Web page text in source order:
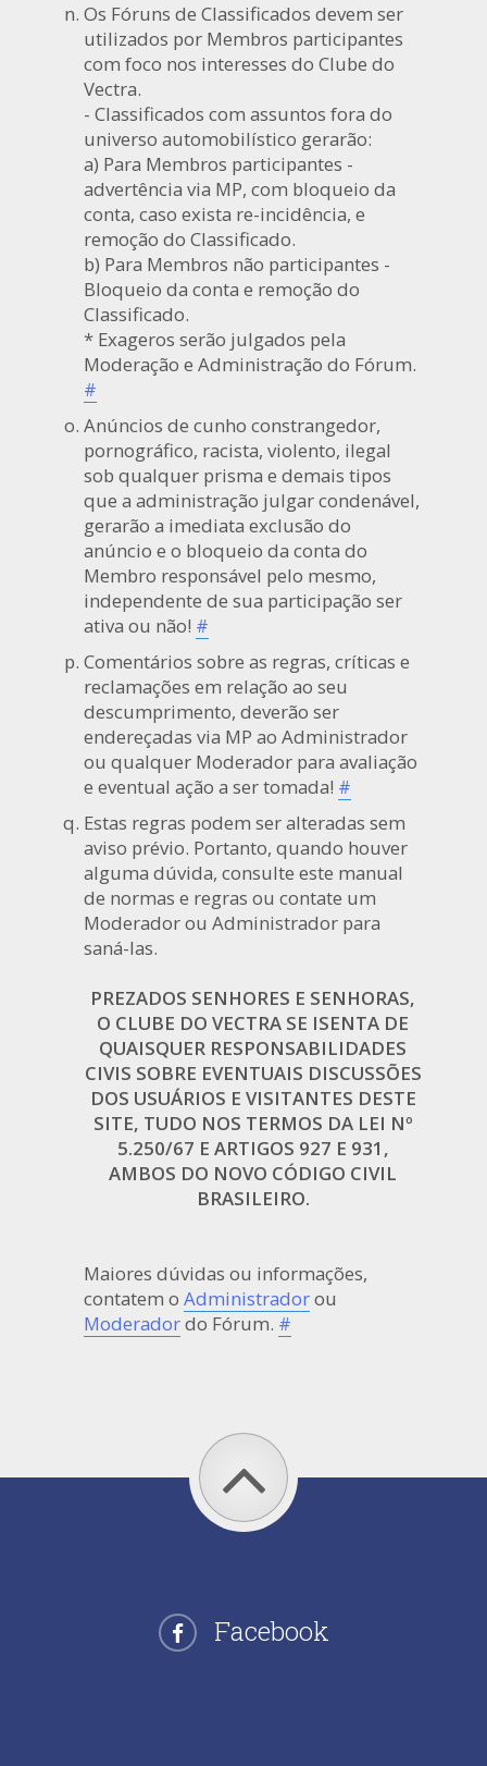
Os Fóruns de Classificados devem ser
utilizados por Membros participantes
com foco nos interesses do Clube do
Vectra.
- Classificados com assuntos fora do
universo automobilístico gerarão:
a) Para Membros participantes -
advertência via MP, com bloqueio da
conta, caso exista re-incidência, e
remoção do Classificado.
b) Para Membros não participantes -
Bloqueio da conta e remoção do
Classificado.
* Exageros serão julgados pela
Moderação e Administração do Fórum.
#
Anúncios de cunho constrangedor,
pornográfico, racista, violento, ilegal
sob qualquer prisma e demais tipos
que a administração julgar condenável,
gerarão a imediata exclusão do
anúncio e o bloqueio da conta do
Membro responsável pelo mesmo,
independente de sua participação ser
ativa ou não! #
Comentários sobre as regras, críticas e
reclamações em relação ao seu
descumprimento, deverão ser
endereçadas via MP ao Administrador
ou qualquer Moderador para avaliação
e eventual ação a ser tomada! #
Estas regras podem ser alteradas sem
aviso prévio. Portanto, quando houver
alguma dúvida, consulte este manual
de normas e regras ou contate um
Moderador ou Administrador para
saná-las.
PREZADOS SENHORES E SENHORAS,
O CLUBE DO VECTRA SE ISENTA DE
QUAISQUER RESPONSABILIDADES
CIVIS SOBRE EVENTUAIS DISCUSSÕES
DOS USUÁRIOS E VISITANTES DESTE
SITE, TUDO NOS TERMOS DA LEI Nº
5.250/67 E ARTIGOS 927 E 931,
AMBOS DO NOVO CÓDIGO CIVIL
BRASILEIRO.
Maiores dúvidas ou informações,
contatem oAdministradorou
Moderadordo Fórum. #
Facebook